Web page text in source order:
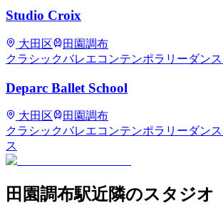
Studio Croix
大田区
田園調布
クラシックバレエコンテンポラリーダンス
Deparc Ballet School
大田区
田園調布
クラシックバレエコンテンポラリーダンス
ス
田園調布駅近隣のスタジオ